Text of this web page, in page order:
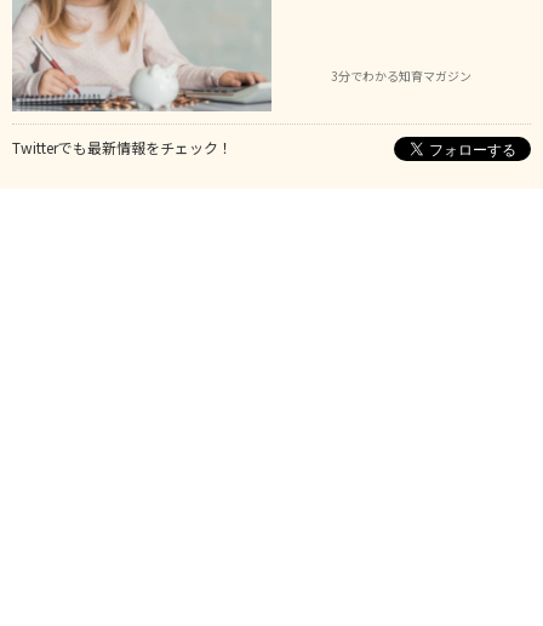
3分でわかる知育マガジン
Twitterでも最新情報をチェック！